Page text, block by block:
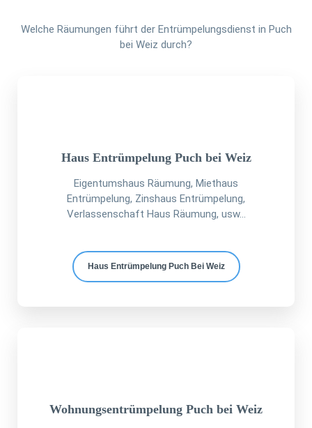
Welche Räumungen führt der Entrümpelungsdienst in Puch
bei Weiz durch?
Haus Entrümpelung Puch bei Weiz
Eigentumshaus Räumung, Miethaus
Entrümpelung, Zinshaus Entrümpelung,
Verlassenschaft Haus Räumung, usw...
Haus Entrümpelung Puch Bei Weiz
Wohnungsentrümpelung Puch bei Weiz